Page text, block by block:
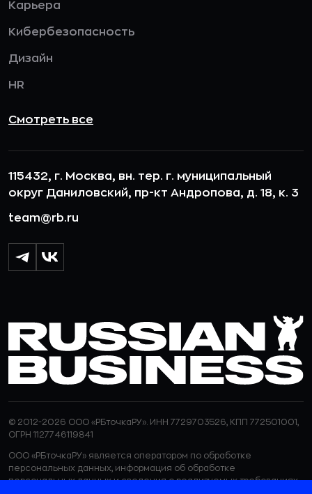
Карьера
Кибербезопасность
Дизайн
HR
Смотреть все
115432, г. Москва, вн. тер. г. муниципальный
округ Даниловский, пр-кт Андропова, д. 18, к. 3
team@rb.ru
© 2012-2026 ООО «РБточкаРУ». ИНН 7729703526, КПП 772501001,
ОГРН 1127746119841
ООО «РБточкаРУ» является оператором по обработке
персональных данных, информация об обработке
персональных данных и сведения о реализуемых требованиях